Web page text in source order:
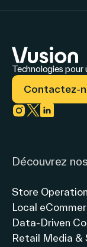
Technologies
Contactez-
Découvrez
Store
Local
Data-Driven
Retail Media &